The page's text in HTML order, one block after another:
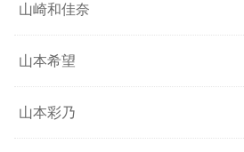
山崎和佳奈
山本希望
山本彩乃